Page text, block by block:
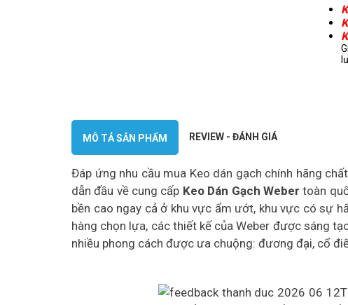
MÔ TẢ SẢN PHẨM REVIEW - ĐÁNH GIÁ
Đáp ứng nhu cầu mua Keo dán gạch chính hãng
dẫn đầu về cung cấp Keo Dán Gạch Webertoàn
bền cao ngay cả ở khu vực ẩm ướt, khu vực có sự
hàng chọn lựa, các thiết kế của Weber được sáng
nhiều phong cách được ưa chuộng: đương đại, cổ